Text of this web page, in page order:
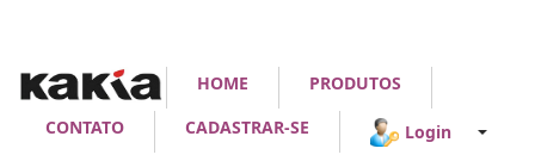
HOME
PRODUTOS
CONTATO
CADASTRAR-SE Login